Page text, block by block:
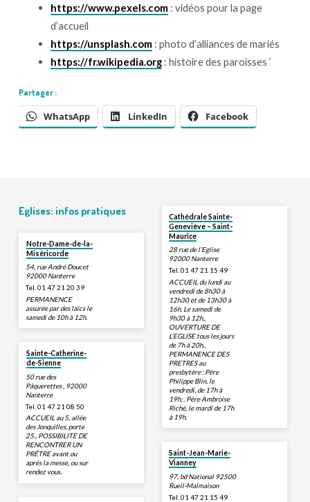
https://www.pexels.com: vidéos pour la page
d’accueil
https://unsplash.com: photo d’alliances de mariés
https://fr.wikipedia.org: histoire des paroisses ‘
Partager :
WhatsApp LinkedIn Facebook
Eglises: infos pratiques
Notre-Dame-de-la-
Miséricorde
54, rue André Doucet
92000 Nanterre
Tel. 01 47 21 20 39
PERMANENCE
assurée par des laïcs le
samedi de 10h à 12h.
Sainte-Catherine-
de-Sienne
50 rue des
Pâquerettes , 92000
Nanterre
Tel. 01 47 21 08 50
ACCUEIL au 5, allée
des Jonquilles, porte
25., POSSIBILITE DE
RENCONTRER UN
PRÊTRE avant ou
après la messe, ou sur
rendez vous.
Cathédrale Sainte-
Geneviève – Saint-
Maurice
28 rue de l’Eglise
92000 Nanterre
Tel. 01 47 21 15 49
ACCUEIL du lundi au
vendredi de 8h30 à
12h30 et de 13h30 à
16h. Le samedi de
9h30 à 12h.,
OUVERTURE DE
L’EGLISE tous les jours
de 7h à 20h.,
PERMANENCE DES
PRETRES au
presbytère : Père
Philippe Blin, le
vendredi, de 17h à
19h; , Père Ambroise
Riché, le mardi de 17h
à 19h.
Saint-Jean-Marie-
Vianney
97, bd National 92500
Rueil-Malmaison
Tel. 01 47 21 15 49